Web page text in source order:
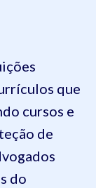
que
cursos e
de
do